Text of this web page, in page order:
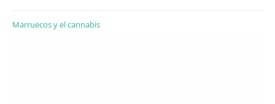
Marruecos y el cannabis